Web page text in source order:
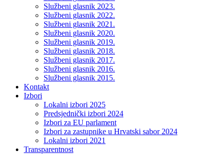
Službeni glasnik 2023.
Službeni glasnik 2022.
Službeni glasnik 2021.
Službeni glasnik 2020.
Službeni glasnik 2019.
Službeni glasnik 2018.
Službeni glasnik 2017.
Službeni glasnik 2016.
Službeni glasnik 2015.
Kontakt
Izbori
Lokalni izbori 2025
Predsjednički izbori 2024
Izbori za EU parlament
Izbori za zastupnike u Hrvatski sabor 2024
Lokalni izbori 2021
Transparentnost